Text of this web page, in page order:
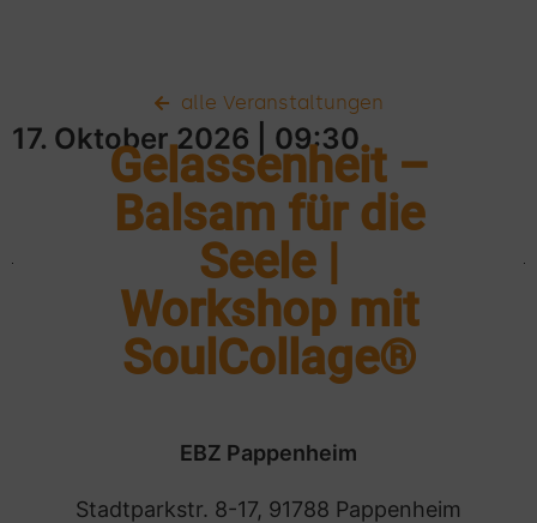
alle Veranstaltungen
17. Oktober 2026 | 09:30
Gelassenheit –
Balsam für die
Seele |
Workshop mit
SoulCollage®
EBZ Pappenheim
Stadtparkstr. 8-17, 91788 Pappenheim